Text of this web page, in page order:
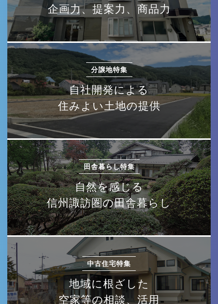
企画力、提案力、商品力
分譲地特集
自社開発による
住みよい土地の提供
田舎暮らし特集
自然を感じる
信州諏訪圏の田舎暮らし
中古住宅特集
地域に根ざした
空家等の相談、活用